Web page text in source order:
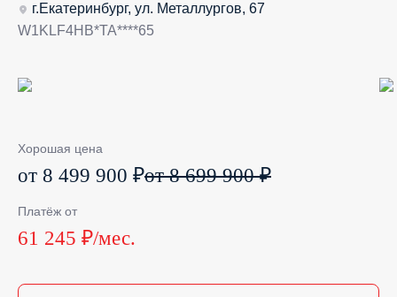
г.Екатеринбург, ул. Металлургов, 67
W1KLF4HB*TA****65
Хорошая цена
от 8 499 900 ₽от 8 699 900 ₽
Платёж от
61 245 ₽/мес.